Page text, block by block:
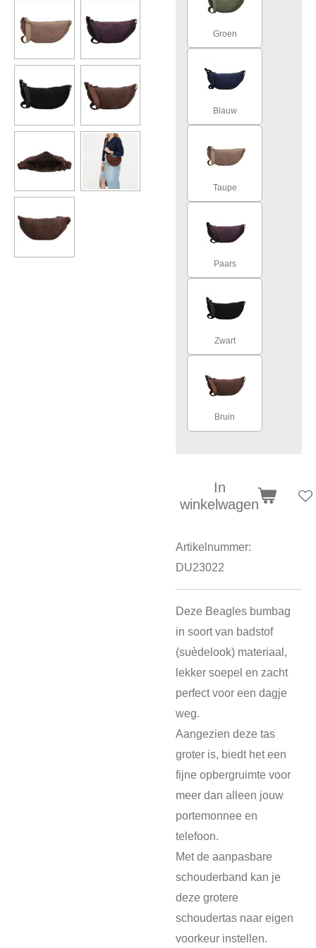
Groen
Blauw
Taupe
Paars
Zwart
Bruin
In
winkelwagen
Artikelnummer:
DU23022
Deze Beagles bumbag
in soort van badstof
(suèdelook) materiaal,
lekker soepel en zacht
perfect voor een dagje
weg.
Aangezien deze tas
groter is, biedt het een
fijne opbergruimte voor
meer dan alleen jouw
portemonnee en
telefoon.
Met de aanpasbare
schouderband kan je
deze grotere
schoudertas naar eigen
voorkeur instellen.